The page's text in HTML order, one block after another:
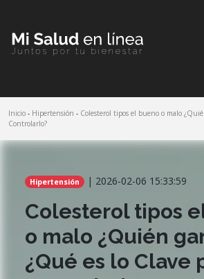
Inicio - Hipertensión - Colesterol tipos el bueno o malo
Controlarlo?
Hipertensión | 2026-02-06 15:33:59
Colesterol tipos
o malo ¿Quién
¿Qué es lo Clave